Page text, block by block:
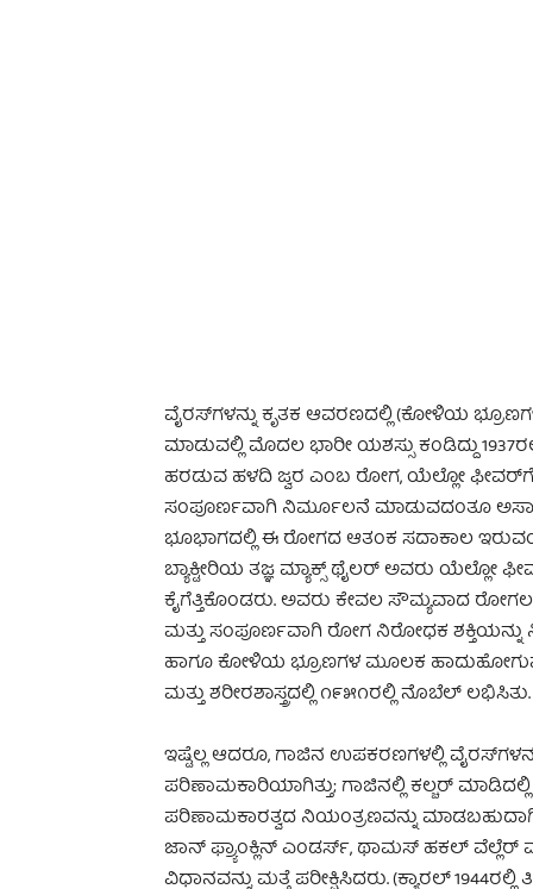
ವೈರಸ್‌ಗಳನ್ನು ಕೃತಕ ಆವರಣದಲ್ಲಿ (ಕೋಳಿಯ
ಮಾಡುವಲ್ಲಿ ಮೊದಲ ಭಾರೀ ಯಶಸ್ಸು ಕಂಡಿದ್ದು
ಹರಡುವ ಹಳದಿ ಜ್ವರ ಎಂಬ ರೋಗ, ಯೆಲ್ಲೋ ಫೀವರ್‌ಗೆ
ಸಂಪೂರ್ಣವಾಗಿ ನಿರ್ಮೂಲನೆ ಮಾಡುವದಂತೂ
ಭೂಭಾಗದಲ್ಲಿ ಈ ರೋಗದ ಆತಂಕ ಸದಾಕಾಲ
ಬ್ಯಾಕ್ಟೀರಿಯ ತಜ್ಞ ಮ್ಯಾಕ್ಸ್ ಥೈಲರ್ ಅವರು ಯೆಲ್ಲೋ
ಕೈಗೆತ್ತಿಕೊಂಡರು. ಅವರು ಕೇವಲ ಸೌಮ್ಯವಾದ
ಮತ್ತು ಸಂಪೂರ್ಣವಾಗಿ ರೋಗ ನಿರೋಧಕ ಶಕ್ತಿಯನ್ನು
ಹಾಗೂ ಕೋಳಿಯ ಭ್ರೂಣಗಳ ಮೂಲಕ
ಮತ್ತು ಶರೀರಶಾಸ್ತ್ರದಲ್ಲಿ ೧೯೫೧ರಲ್ಲಿ ನೊಬೆಲ್ ಲಭಿಸಿತು.
ಇಷ್ಟೆಲ್ಲ ಆದರೂ, ಗಾಜಿನ ಉಪಕರಣಗಳಲ್ಲಿ
ಪರಿಣಾಮಕಾರಿಯಾಗಿತ್ತು; ಗಾಜಿನಲ್ಲಿ ಕಲ್ಚರ್
ಪರಿಣಾಮಕಾರತ್ವದ ನಿಯಂತ್ರಣವನ್ನು
ಜಾನ್ ಫ್ರ್ಯಾಂಕ್ಲಿನ್ ಎಂಡರ್ಸ್, ಥಾಮಸ್ ಹಕಲ್ ವೆಲ್ಲೆರ್
ವಿಧಾನವನ್ನು ಮತ್ತೆ ಪರೀಕ್ಷಿಸಿದರು. (ಕ್ಯಾರಲ್